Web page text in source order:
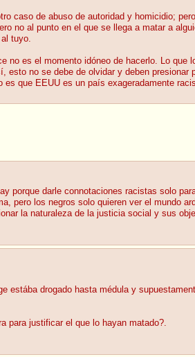
caso de abuso de autoridad y homicidio;
no al punto en el que se llega a matar a
tuyo.
no es el momento idóneo de hacerlo. Lo
esto no se debe de olvidar y deben
es que EEUU es un país exageradamente
porque darle connotaciones racistas solo
pero los negros solo quieren ver el mundo
la naturaleza de la justicia social y sus
estába drogado hasta médula y
para justificar el que lo hayan matado?.